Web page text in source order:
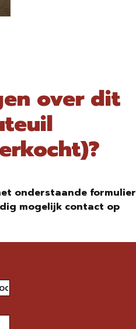
over dit
onderstaande formulier
mogelijk contact op